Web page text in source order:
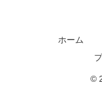
ホーム
©